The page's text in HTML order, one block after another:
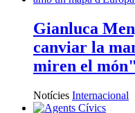
Gianluca
canviar la
miren el món"
Notícies Internacional